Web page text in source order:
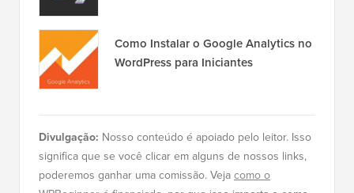
Popular no WPBeginner
Como Mover Facilmente Seu Blog do
WordPress.com para o
Revelado: Por Que Construir uma
Lista de E-mails é Tão Importante
Hoje (6 Razões)